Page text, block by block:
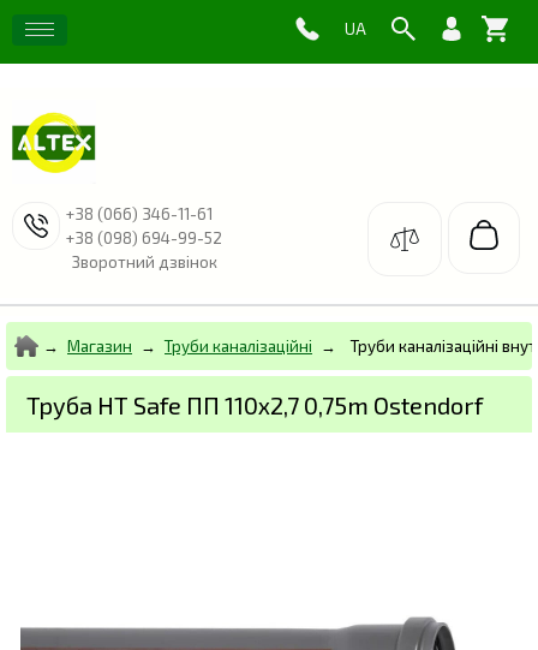
+38 (066) 346-11-61
+38 (098) 694-99-52
Зворотний дзвінок
Магазин Труби каналізаційні Труби каналізаційні
Труба HT Safe ПП 110х2,7 0,75m Ostendorf